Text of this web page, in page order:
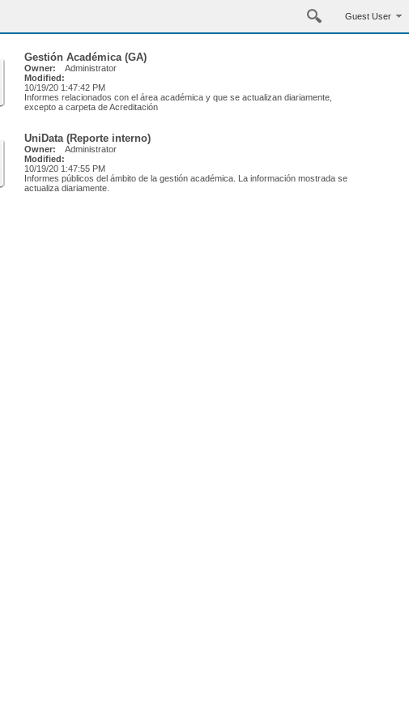
Guest User
Gestión Académica (GA)
Owner:
Administrator
Modified:
10/19/20 1:47:42 PM
Informes relacionados con el área académica y que se actualizan diariamente,
excepto a carpeta de Acreditación
UniData (Reporte interno)
Owner:
Administrator
Modified:
10/19/20 1:47:55 PM
Informes públicos del ámbito de la gestión académica. La información mostrada se
actualiza diariamente.